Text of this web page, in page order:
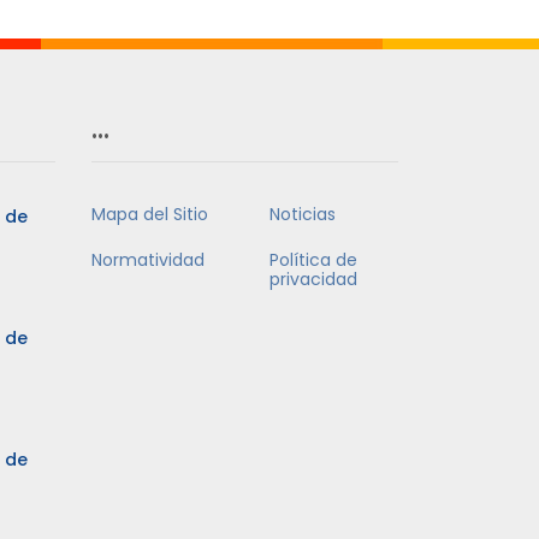
de
de
de
…
Mapa del Sitio
Noticias
Normatividad
Política de
privacidad